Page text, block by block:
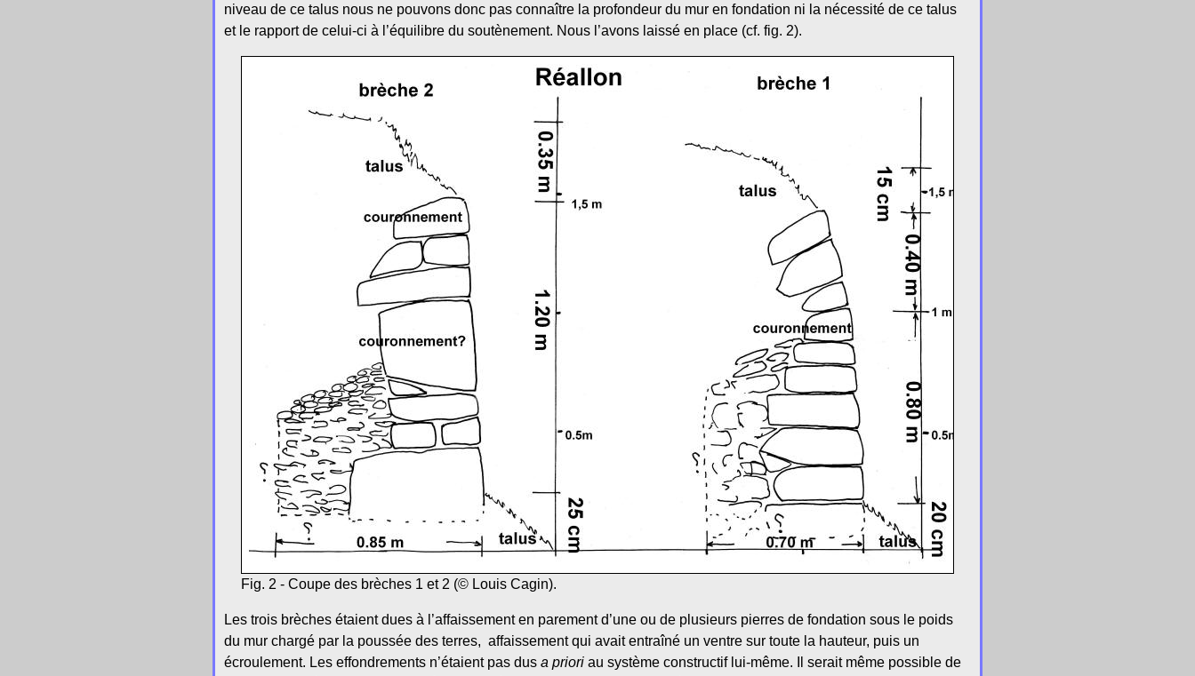
niveau de ce talus nous ne pouvons donc pas connaître la profondeur du mur en fondation ni la nécessité de ce talus
et le rapport de celui-ci à l’équilibre du soutènement. Nous l’avons laissé en place (cf. fig. 2).
Fig. 2 - Coupe des brèches 1 et 2 (© Louis Cagin).
Les trois brèches étaient dues à l’affaissement en parement d’une ou de plusieurs pierres de fondation sous le poids
du mur chargé par la poussée des terres, affaissement qui avait entraîné un ventre sur toute la hauteur, puis un
écroulement. Les effondrements n’étaient pas dus a priori au système constructif lui-même. Il serait même possible de